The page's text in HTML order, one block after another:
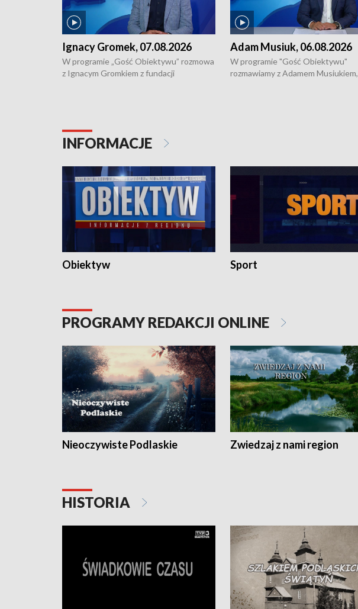
Ignacy Gromek, 07.08.2026
W programie „Gość Obiektywu” rozmowa
z Ignacym Gromkiem z fundacji
Adam Musiuk, 06.08.2026
W programie "Gość Obiektywu"
rozmawiamy z Adamem Musiukiem,
INFORMACJE
Obiektyw Sport
PROGRAMY REDAKCJI ONLINE
Nieoczywiste Podlaskie Zwiedzaj z nami region
HISTORIA